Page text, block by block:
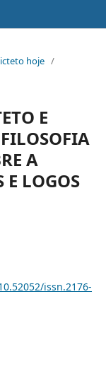
hoje /
E
A
LOGOS
issn.2176-